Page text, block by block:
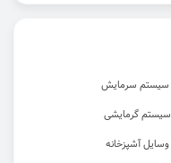
سیستم سرمایش
سیستم گرمایشی
وسایل آشپزخانه